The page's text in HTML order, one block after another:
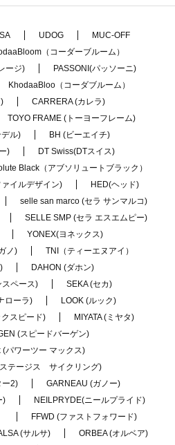
UDOG
MUC-OFF
（コーダーブルーム）
ージ)
PASSONI(パッソーニ)
KhodaaBloo（コーダブルーム）
CARRERA (カレラ)
TOYO FRAME (トーヨーフレーム)
ル)
BH (ビーエイチ)
)
DT Swiss(DTスイス)
Black（アブソリュートブラック）
イルデザイン)
HED(ヘッド)
selle san marco (セラ サンマルコ)
SELLE SMP (セラ エスエムピー)
YONEX(ヨネックス)
ノ)
TNI（ティーエヌアイ）
DAHON (ダホン)
スペース)
SEKA (セカ)
ローラ)
LOOK (ルック)
スピード)
MIYATA (ミヤタ)
(スピードバーゲン)
パワーツー マックス)
テージス サイクリング)
ー2)
GARNEAU (ガノー)
)
NEILPRYDE(ニールプライド)
FFWD (ファストフォワード)
(サルサ)
ORBEA (オルベア)